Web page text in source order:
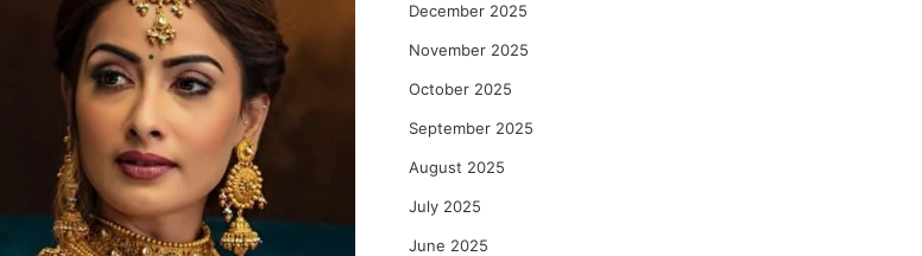
December 2025
November 2025
October 2025
September 2025
August 2025
July 2025
June 2025